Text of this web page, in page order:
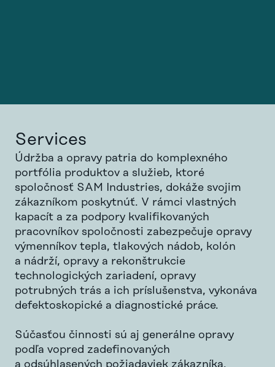
Services
Údržba a opravy patria do komplexného
portfólia produktov a služieb, ktoré
spoločnosť SAM Industries, dokáže svojim
zákazníkom poskytnúť. V rámci vlastných
kapacít a za podpory kvalifikovaných
pracovníkov spoločnosti zabezpečuje opravy
výmenníkov tepla, tlakových nádob, kolón
a nádrží, opravy a rekonštrukcie
technologických zariadení, opravy
potrubných trás a ich príslušenstva, vykonáva
defektoskopické a diagnostické práce.
Súčasťou činnosti sú aj generálne opravy
podľa vopred zadefinovaných
a odsúhlasených požiadaviek zákazníka.